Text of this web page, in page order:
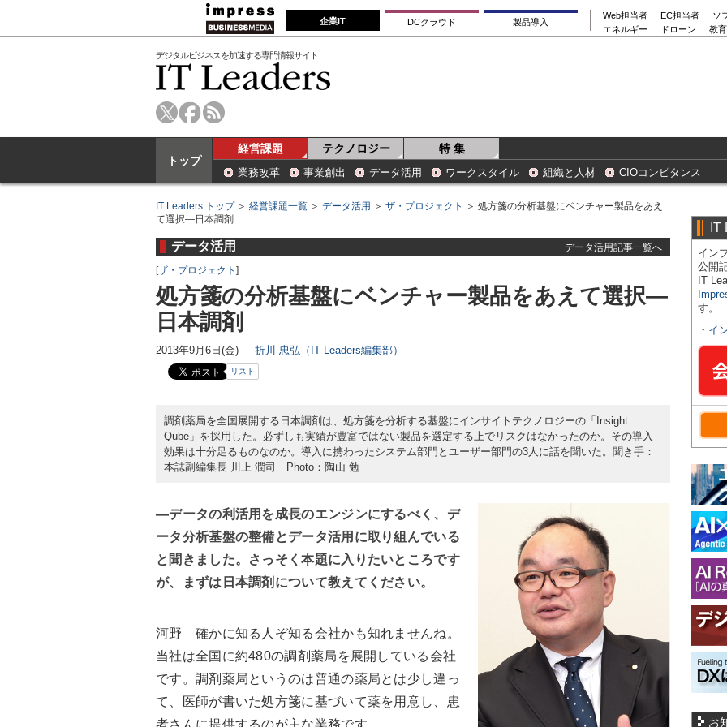
企業IT DCクラウド 製品導入
Web担当者 EC担当者
ソ
エネルギー
ドローン 教
デジタルビジネスを加速する専門情報サイト
トップ
経営課題 テクノロジー 特 集
業務改革 事業創出 データ活用 ワークスタイル 組織と人材 CIOコンピタンス
IT Leaders トップ＞ 経営課題一覧 ＞ データ活用 ＞ ザ・プロジェクト
＞ 処方箋の分析基盤にベンチャー製品をあえ
て選択―日本調剤
データ活用
データ活用記事一覧へ
[ザ・プロジェクト ]
処方箋の分析基盤にベンチャー製品をあえて選択―
日本調剤
2013年9月6日(金) 折川 忠弘（IT Leaders編集部）
リスト
調剤薬局を全国展開する日本調剤は、処方箋を分析する基盤にインサイトテクノロジーの「Insight
Qube」を採用した。必ずしも実績が豊富ではない製品を選定する上でリスクはなかったのか。その導入
効果は十分足るものなのか。導入に携わったシステム部門とユーザー部門の3人に話を聞いた。聞き手：
本誌副編集長 川上 潤司 Photo：陶山 勉
―データの利活用を成長のエンジンにするべく、デ
ータ分析基盤の整備とデータ活用に取り組んでいる
と聞きました。さっそく本題に入りたいところです
が、まずは日本調剤について教えてください。
河野 確かに知る人ぞ知る会社かも知れませんね。
当社は全国に約480の調剤薬局を展開している会社
です。調剤薬局というのは普通の薬局とは少し違っ
て、医師が書いた処方箋に基づいて薬を用意し、患
IT
イン
公開
IT
す。
・ イ
お